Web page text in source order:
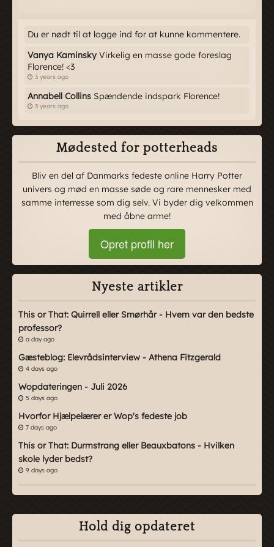
Du er nødt til at logge ind for at kunne kommentere.
Vanya Kaminsky Virkelig en masse gode foreslag
Florence! <3
3 years ago
Annabell Collins Spændende indspark Florence!
3 years ago
Mødested for potterheads
Bliv en del af Danmarks fedeste online Harry Potter
univers og mød en masse søde og rare mennesker med
samme interresse som dig selv. Vi byder dig velkommen
med åbne arme!
Opret profil her
Nyeste artikler
This or That: Quirrell eller Smørhår - Hvem var den bedste
professor?
a day ago
Gæsteblog: Elevrådsinterview - Athena Fitzgerald
4 days ago
Wopdateringen - Juli 2026
5 days ago
Hvorfor Hjælpelærer er Wop's fedeste job
7 days ago
This or That: Durmstrang eller Beauxbatons - Hvilken
skole lyder bedst?
9 days ago
Hold dig opdateret